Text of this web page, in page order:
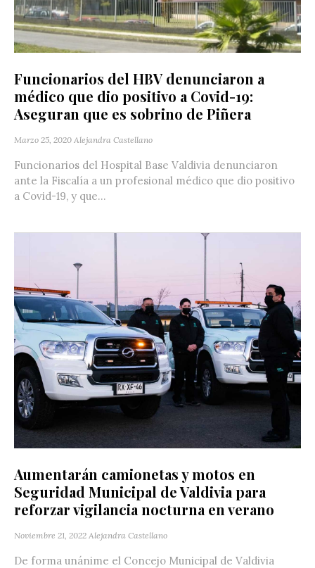
Funcionarios del HBV denunciaron a
médico que dio positivo a Covid-19:
Aseguran que es sobrino de Piñera
Marzo 25, 2020 Alejandra Castellano
Funcionarios del Hospital Base Valdivia denunciaron
ante la Fiscalía a un profesional médico que dio positivo
a Covid-19, y que...
Aumentarán camionetas y motos en
Seguridad Municipal de Valdivia para
reforzar vigilancia nocturna en verano
Noviembre 21, 2022 Alejandra Castellano
De forma unánime el Concejo Municipal de Valdivia